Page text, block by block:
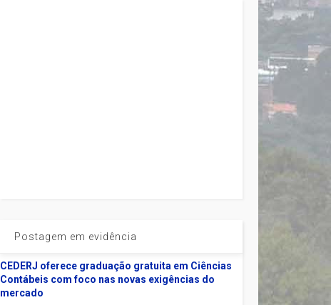
Postagem em evidência
CEDERJ oferece graduação gratuita em Ciências
Contábeis com foco nas novas exigências do
mercado